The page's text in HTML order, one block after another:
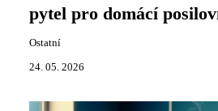
pytel pro domácí
Ostatní
24. 05. 2026